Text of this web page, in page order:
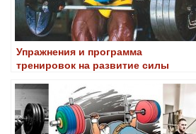
Упражнения и программа
тренировок на развитие силы